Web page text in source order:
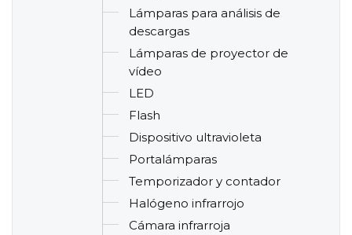
Lámparas para análisis de
descargas
Lámparas de proyector de
vídeo
LED
Flash
Dispositivo ultravioleta
Portalámparas
Temporizador y contador
Halógeno infrarrojo
Cámara infrarroja